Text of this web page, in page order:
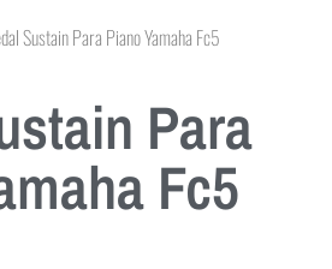
Sustain Para Piano Yamaha Fc5
Para
Fc5